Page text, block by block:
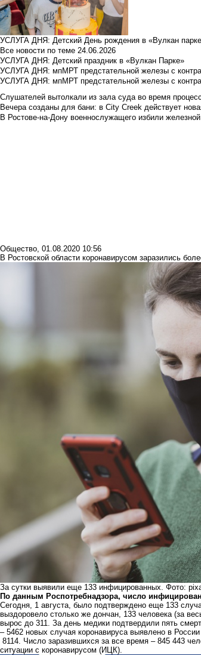
УСЛУГА ДНЯ: Детский День рождения в «Вулкан
Все новости по теме 24.06.2026
УСЛУГА ДНЯ: Детский праздник в «Вулкан Парке»
УСЛУГА ДНЯ: мпМРТ предстательной железы с
УСЛУГА ДНЯ: мпМРТ предстательной железы с
Слушателей вытолкали из зала суда во время
Вечера созданы для бани: в City Creek действует
В Ростове-на-Дону военнослужащего избили
Общество, 01.08.2020 10:56
В Ростовской области коронавирусом заразились
За сутки выявили еще 133 инфицированных. Фото:
По данным Роспотребнадзора, число
Сегодня, 1 августа, было подтверждено еще 133
выздоровело столько же дончан, 133 человека (за
вырос до 311. За день медики подтвердили пять
– 5462 новых случая коронавируса выявлено в
8114. Число заразившихся за все время – 845 443
ситуации с коронавирусом (ИЦК).